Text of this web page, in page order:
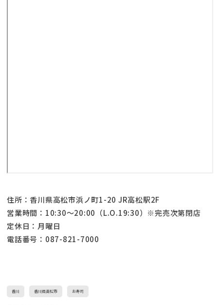
住所：香川県高松市浜ノ町1-20 JR高松駅2F
営業時間：10:30〜20:00（L.O.19:30）※完売次第閉店
定休日：月曜日
電話番号：087-821-7000
香川 香川県高松市 お寿司